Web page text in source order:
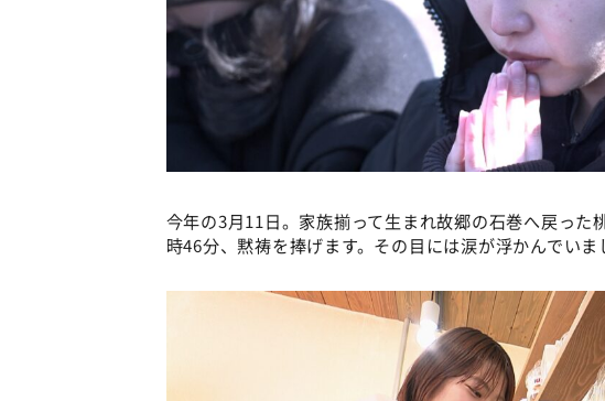
今年の3月11日。家族揃って生まれ故郷の石巻へ戻った
時46分、黙祷を捧げます。その目には涙が浮かんでいま